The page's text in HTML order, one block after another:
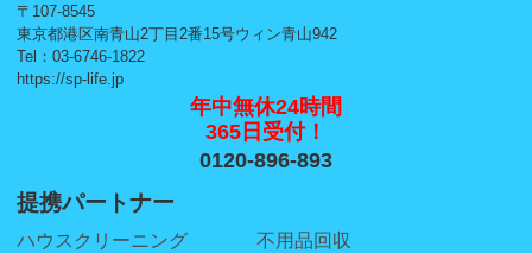
〒107-8545
東京都港区南青山2丁目2番15号ウィン青山942
Tel：03-6746-1822
https://sp-life.jp
年中無休24時間
365日受付！
0120-896-893
提携パートナー
ハウスクリーニング 不用品回収